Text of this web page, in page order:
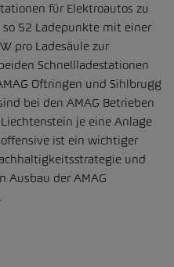
für Elektroautos zu
52 Ladepunkte mit einer
pro Ladesäule zur
Schnellladestationen
Oftringen und Sihlbrugg
bei den AMAG Betrieben
je eine Anlage
ist ein wichtiger
und
Ausbau der AMAG